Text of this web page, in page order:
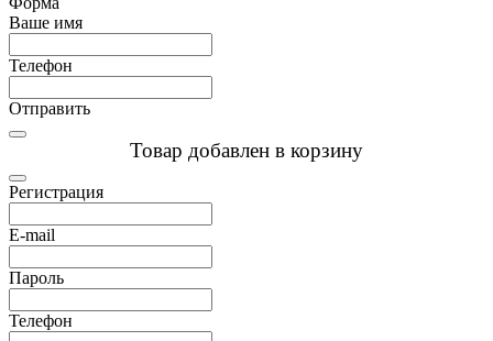
Ваше имя
Телефон
Отправить
Товар добавлен в корзину
Регистрация
E-mail
Пароль
Телефон